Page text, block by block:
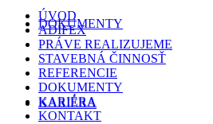
DOKUMENTY
KARIÉRA
ÚVOD
ADIFEX
PRÁVE REALIZUJEME
STAVEBNÁ ČINNOSŤ
REFERENCIE
DOKUMENTY
KARIÉRA
KONTAKT